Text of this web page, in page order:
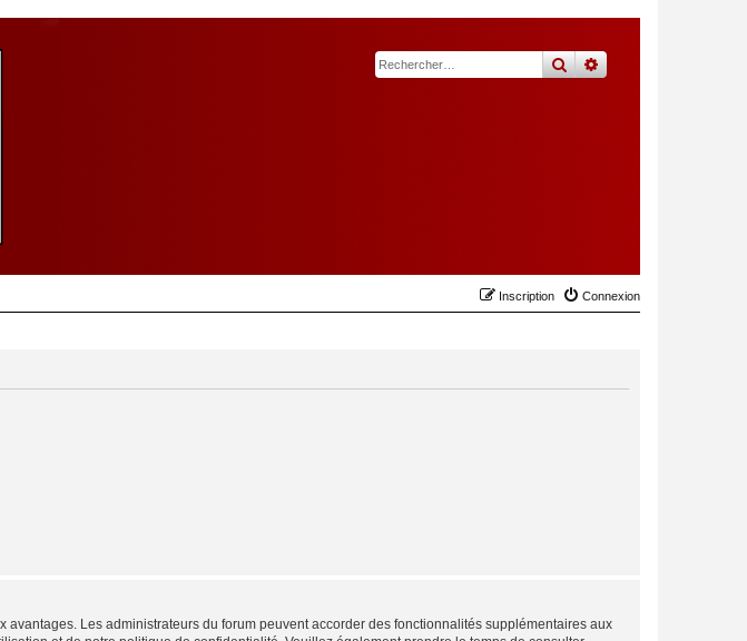
rechercher
recherche
Connexion
Inscription
Les administrateurs du forum peuvent accorder des fonctionnalités supplémentaires aux